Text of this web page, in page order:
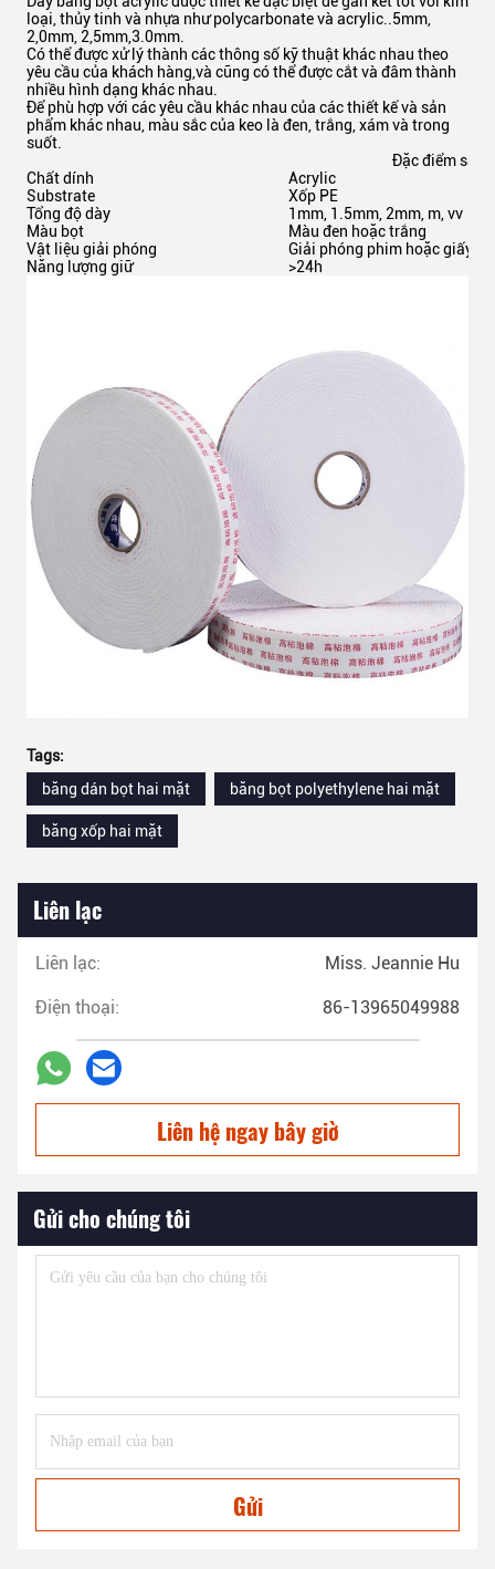
loại, thủy tinh và nhựa như polycarbonate và acrylic..5mm,
2,0mm, 2,5mm,3.0mm.
Có thể được xử lý thành các thông số kỹ thuật khác nhau theo
yêu cầu của khách hàng,và cũng có thể được cắt và đâm thành
nhiều hình dạng khác nhau.
Để phù hợp với các yêu cầu khác nhau của các thiết kế và sản
phẩm khác nhau, màu sắc của keo là đen, trắng, xám và trong
suốt.
Đặc điểm sản
Chất dính
Acrylic
Substrate
Xốp PE
Tổng độ dày
1mm, 1.5mm, 2mm, m, vv
Màu bọt
Màu đen hoặc trắng
Vật liệu giải phóng
Giải phóng phim hoặc giấy,
Năng lượng giữ
>24h
Tags:
băng dán bọt hai mặt
băng bọt polyethylene hai mặt
băng xốp hai mặt
Liên lạc
Liên lạc: Miss. Jeannie Hu
Điện thoại: 86-13965049988
Liên hệ ngay bây giờ
Gửi cho chúng tôi
Gửi